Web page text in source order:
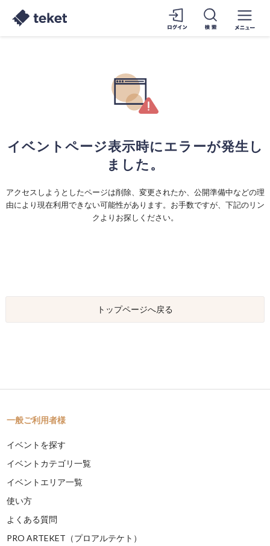
イベントページ表示時にエラーが発生し
ました。
アクセスしようとしたページは削除、変更されたか、公開準備中などの理
由により現在利用できない可能性があります。お手数ですが、下記のリン
クよりお探しください。
トップページへ戻る
一般ご利用者様
イベントを探す
イベントカテゴリ一覧
イベントエリア一覧
使い方
よくある質問
PRO ARTEKET（プロアルテケト）